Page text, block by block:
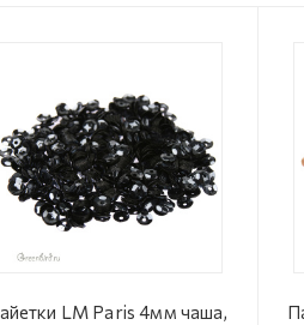
LM Paris 4мм чаша,